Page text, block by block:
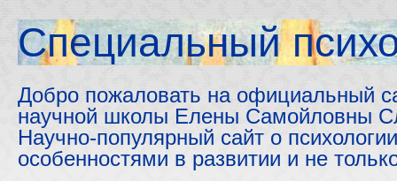
Cпециальный
Добро пожаловать на официальный
научной школы Елены Самойловны
Научно-популярный сайт о
особенностями в развитии и не